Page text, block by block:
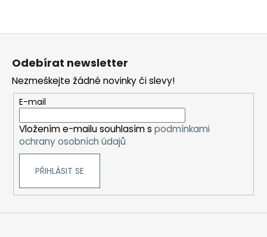
Odebírat newsletter
Nezmeškejte žádné novinky či slevy!
E-mail
Vložením e-mailu souhlasím s podmínkami
ochrany osobních údajů
PŘIHLÁSIT SE